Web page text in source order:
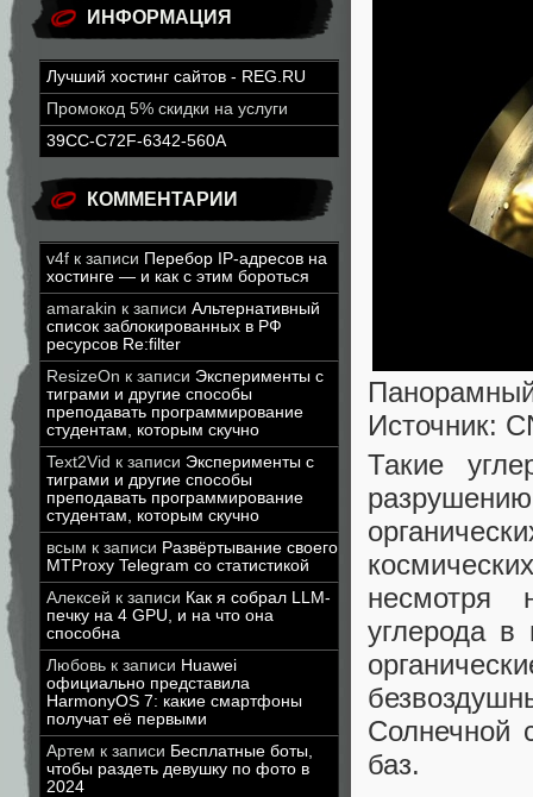
ИНФОРМАЦИЯ
Лучший хостинг сайтов - REG.RU
Промокод 5% скидки на услуги
39CC-C72F-6342-560A
КОММЕНТАРИИ
v4f к записи Перебор IP-адресов на
хостинге — и как с этим бороться
amarakin к записи Альтернативный
список заблокированных в РФ
ресурсов Re:filter
ResizeOn к записи Эксперименты с
тиграми и другие способы
преподавать программирование
студентам, которым скучно
Text2Vid к записи Эксперименты с
тиграми и другие способы
преподавать программирование
студентам, которым скучно
всым к записи Развёртывание своего
MTProxy Telegram со статистикой
Алексей к записи Как я собрал LLM-
печку на 4 GPU, и на что она
способна
Любовь к записи Huawei
официально представила
HarmonyOS 7: какие смартфоны
получат её первыми
Артем к записи Бесплатные боты,
чтобы раздеть девушку по фото в
2024
Источник:
Такие
несмотря
углерода в
Солнечной
баз.